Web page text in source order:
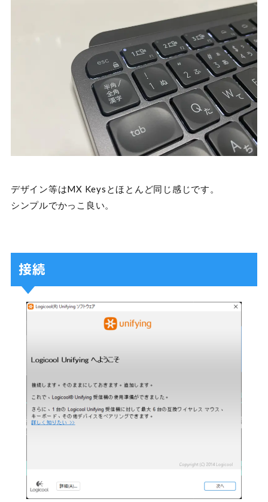
デザイン等はMX Keysとほとんど同じ感じです。
シンプルでかっこ良い。
接続